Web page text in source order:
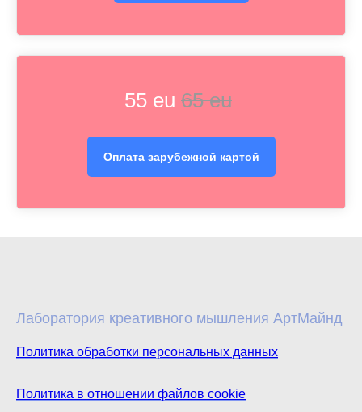
55 eu 65 eu
Оплата зарубежной картой
Лаборатория креативного мышления АртМайнд
Политика обработки персональных данных
Политика в отношении файлов cookie